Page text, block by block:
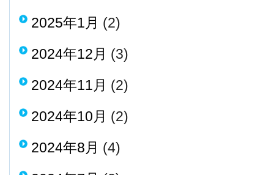
2025年1月 (2)
2024年12月 (3)
2024年11月 (2)
2024年10月 (2)
2024年8月 (4)